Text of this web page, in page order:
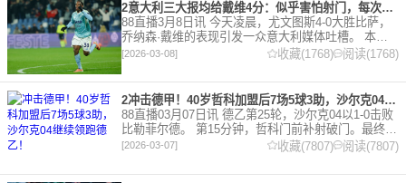
2意大利三大报均给戴维4分：似乎害怕射门，每次触球球迷都叹息
88直播3月8日讯 今天凌晨，尤文图斯4-0大胜比萨，
乔纳森·戴维的表现引发一众意大利媒体吐槽。 本场
比赛，戴维半场就被换下，赛后，《米兰体育报》、
《罗马体育报》和《都灵体育报》三大报都给戴维打
出4分
[2026-03-08] 收藏(1768) 阅读(1768)
2冲击德甲！40岁哲科加盟后7场5球3助，沙尔克04继续领跑德乙！
88直播03月07日讯 德乙第25轮，沙尔克04以1-0击败
比勒菲尔德。 第15分钟，哲科门前补射破门。最终凭
借哲科的进球沙尔克04成功拿到3分，继续领跑德
乙。 哲科还有10天将迎来自己40岁生日，在
[2026-03-07] 收藏(7807) 阅读(7807)